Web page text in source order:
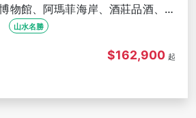
阿瑪菲海岸、酒莊品酒、法
勝
$162,900 起